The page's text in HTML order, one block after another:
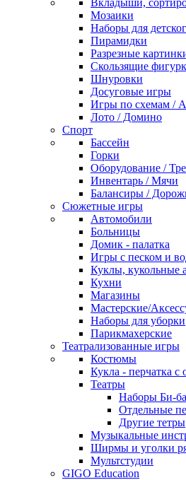
Мозаики
Наборы для
Пирамидки
Разрезные
Скользящие
Шнуровки
Досуговые игры
Игры по схемам /
Лото / Домино
Спорт
Бассейн
Горки
Оборудование /
Инвентарь / Мячи
Балансиры /
Сюжетные игры
Автомобили
Больницы
Домик - палатка
Игры с песком и
Куклы, кукольные
Кухни
Магазины
Мастерские/
Наборы для уборки
Парикмахерские
Театрализованные игры
Костюмы
Кукла - перчатка
Театры
Наборы Би-
Отдельные
Другие тетры
Музыкальные
Ширмы и уголки
Мультстудии
GIGO Education